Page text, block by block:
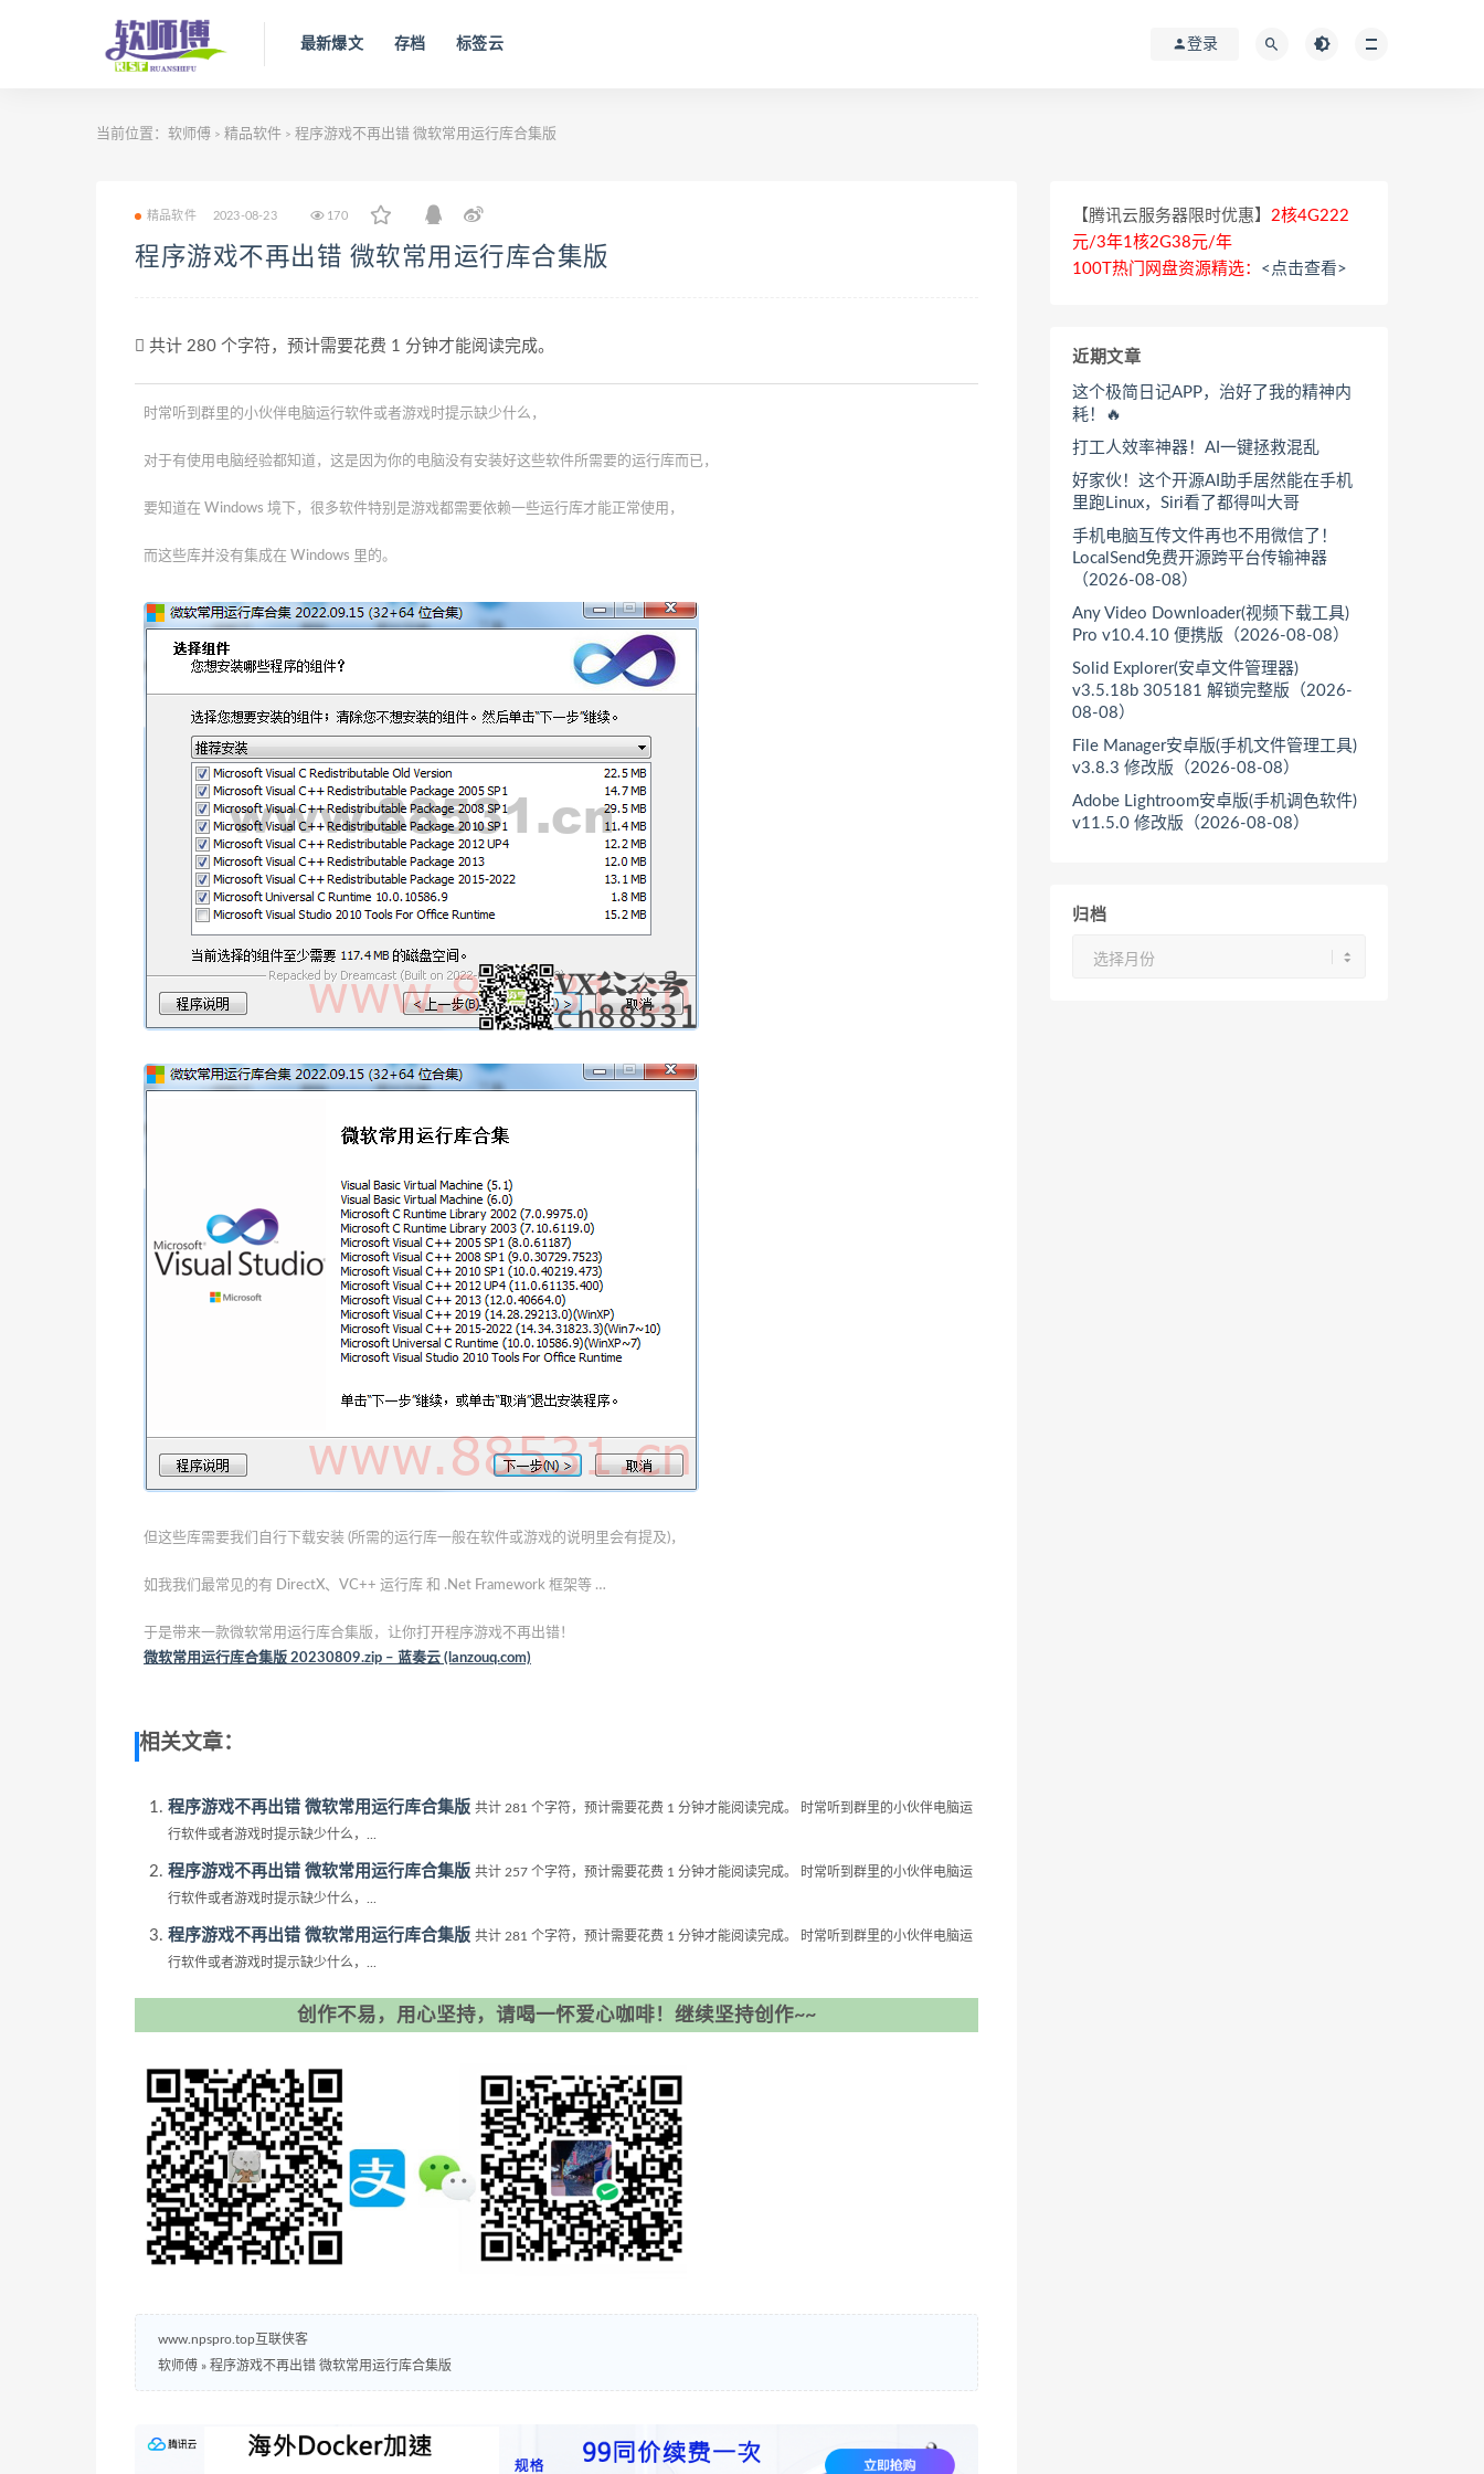
最新爆文 存档 标签云 登录
当前位置： 软师傅 > 精品软件 > 程序游戏不再出错 微软常用运行库合集版
精品软件 2023-08-23 170
程序游戏不再出错 微软常用运行库合集版
共计 280 个字符，预计需要花费 1 分钟才能阅读完成。
时常听到群里的小伙伴电脑运行软件或者游戏时提示缺少什么，
对于有使用电脑经验都知道，这是因为你的电脑没有安装好这些软件所需要的运行库而已，
要知道在 Windows 境下，很多软件特别是游戏都需要依赖一些运行库才能正常使用，
而这些库并没有集成在 Windows 里的。
但这些库需要我们自行下载安装 (所需的运行库一般在软件或游戏的说明里会有提及)，
如我我们最常见的有 DirectX、VC++ 运行库 和 .Net Framework 框架等 …
于是带来一款微软常用运行库合集版，让你打开程序游戏不再出错！
微软常用运行库合集版 20230809.zip – 蓝奏云 (lanzouq.com)
相关文章：
程序游戏不再出错 微软常用运行库合集版 共计 281 个字符，预计需要花费 1 分钟才能阅读完成。 时常听到群里的小伙伴电脑运
行软件或者游戏时提示缺少什么，...
程序游戏不再出错 微软常用运行库合集版 共计 257 个字符，预计需要花费 1 分钟才能阅读完成。 时常听到群里的小伙伴电脑运
行软件或者游戏时提示缺少什么，...
程序游戏不再出错 微软常用运行库合集版 共计 281 个字符，预计需要花费 1 分钟才能阅读完成。 时常听到群里的小伙伴电脑运
行软件或者游戏时提示缺少什么，...
创作不易，用心坚持，请喝一怀爱心咖啡！继续坚持创作~~
www.npspro.top互联侠客
软师傅 » 程序游戏不再出错 微软常用运行库合集版
【腾讯云服务器限时优惠】 2核4G222
元/3年1核2G38元/年
100T热门网盘资源精选： <点击查看>
近期文章
这个极简日记APP，治好了我的精神内
耗！🔥
打工人效率神器！AI一键拯救混乱
好家伙！这个开源AI助手居然能在手机
里跑Linux，Siri看了都得叫大哥
手机电脑互传文件再也不用微信了！
LocalSend免费开源跨平台传输神器
（2026-08-08）
Any Video Downloader(视频下载工具)
Pro v10.4.10 便携版（2026-08-08）
Solid Explorer(安卓文件管理器)
v3.5.18b 305181 解锁完整版（2026-
08-08）
File Manager安卓版(手机文件管理工具)
v3.8.3 修改版（2026-08-08）
Adobe Lightroom安卓版(手机调色软件)
v11.5.0 修改版（2026-08-08）
归档